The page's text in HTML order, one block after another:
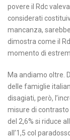
povere il Rdc
considerati
mancanza,
dimostra come il
momento di
Ma andiamo oltre.
delle famiglie
disagiati, però,
misure di contrasto
del 2,6% si riduce
all’1,5 col